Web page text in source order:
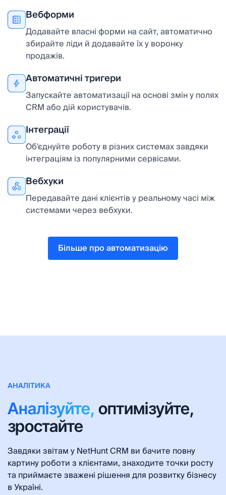
Вебформи
Додавайте власні форми на сайт, автоматично
збирайте ліди й додавайте їх у воронку
продажів.
Автоматичні тригери
Запускайте автоматизації на основі змін у полях
CRM або дій користувачів.
Інтеграції
Об'єднуйте роботу в різних системах завдяки
інтеграціям із популярними сервісами.
Вебхуки
Передавайте дані клієнтів у реальному часі між
системами через вебхуки.
Більше про автоматизацію
АНАЛІТИКА
Аналізуйте, оптимізуйте,
зростайте
Завдяки звітам у NetHunt CRM ви бачите повну
картину роботи з клієнтами, знаходите точки росту
та приймаєте зважені рішення для розвитку бізнесу
в Україні.